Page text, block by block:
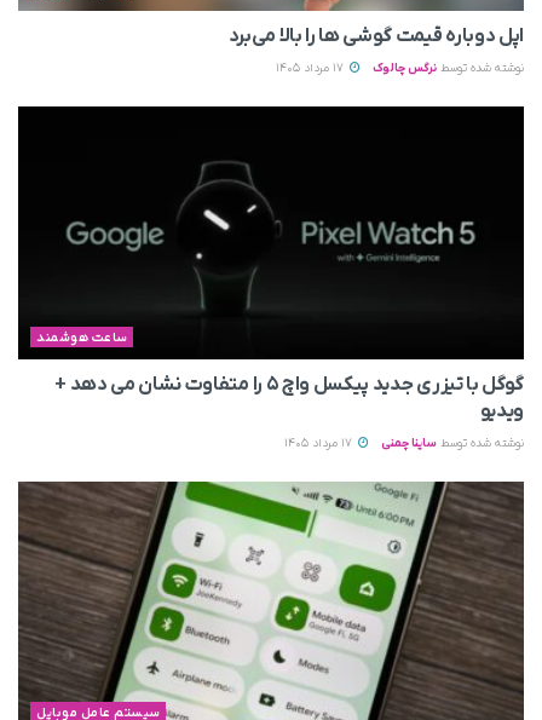
اپل دوباره قیمت‌ گوشی ها را بالا می‌برد
نوشته شده توسط نرگس چالوک
ساعت هوشمند
گوگل با تیزری جدید پیکسل واچ ۵ را متفاوت نشان می‌ دهد +
ویدیو
نوشته شده توسط ساینا چمنی
سیستم عامل موبایل